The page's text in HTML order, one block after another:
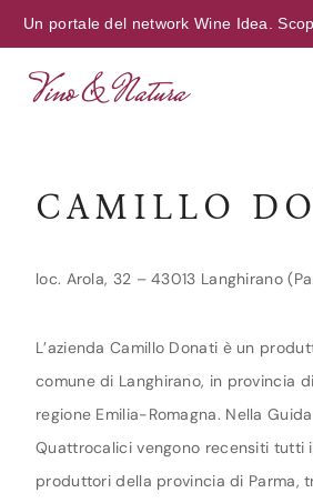
Un portale del network Wine Idea.
CAMILLO
loc. Arola, 32 – 43013 Langhirano
L’azienda Camillo Donati è un
comune di Langhirano, in provincia
regione Emilia-Romagna. Nella
Quattrocalici vengono recensiti tutti
produttori della provincia di Parma,